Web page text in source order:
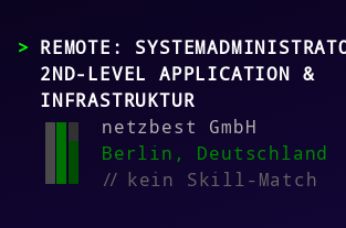
REMOTE:
2ND-LEVEL APPLICATION &
INFRASTRUKTUR
netzbest GmbH
Berlin, Deutschland
//kein Skill-Match